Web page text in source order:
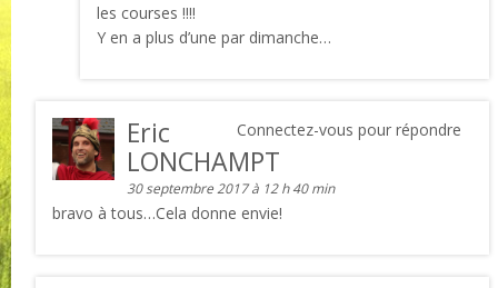
les courses !!!!
Y en a plus d’une par dimanche…
Connectez-vous pour répondre
Eric
LONCHAMPT
30 septembre 2017 à 12 h 40 min
bravo à tous…Cela donne envie!